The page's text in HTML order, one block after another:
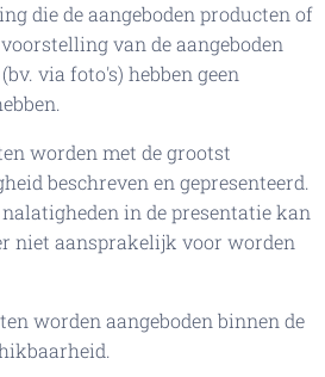
die de aangeboden producten of
van de aangeboden
via foto's) hebben geen
worden met de grootst
beschreven en gepresenteerd.
in de presentatie kan
niet aansprakelijk voor worden
worden aangeboden binnen de